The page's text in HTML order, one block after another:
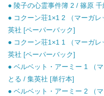
● 陵子の心霊事件簿 2 / 篠原
● コクーン荘1×1 2 （マーガ
英社 [ペーパーバック]
● コクーン荘1×1 1 （マーガ
英社 [ペーパーバック]
● ベルベット・アーミー 1 （
とる / 集英社 [単行本]
● ベルベット・アーミー 2 （